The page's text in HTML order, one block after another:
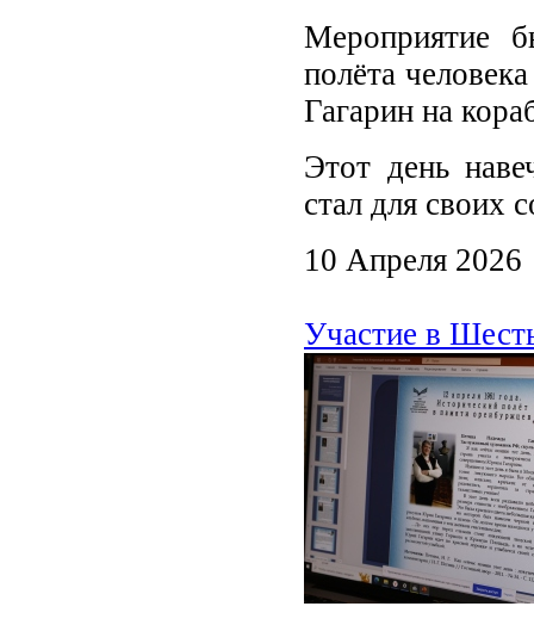
Мероприятие
полёта
Гагарин на
Этот день
стал для своих
10 Апреля 2026
Участие в